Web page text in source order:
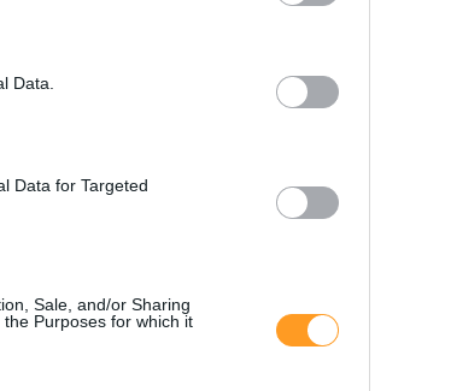
Data.
Data for Targeted
Sale, and/or Sharing
Purposes for which it